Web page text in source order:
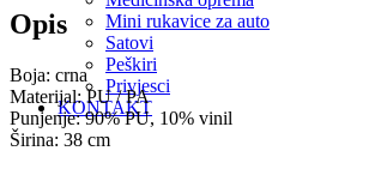
Mini rukavice za auto
Satovi
Peškiri
Privjesci
KONTAKT
Opis
Boja: crna
Materijal: PU / PA
Punjenje: 90% PU, 10% vinil
Širina: 38 cm